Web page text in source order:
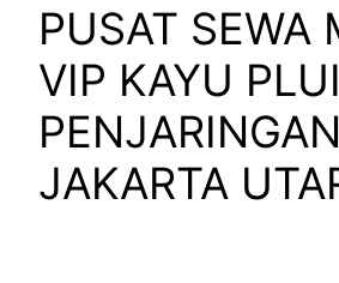
PUSAT SEWA
VIP KAYU
PENJARINGAN
JAKARTA